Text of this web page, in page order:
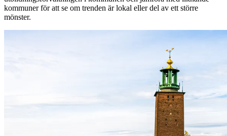
kommuner för att se om trenden är lokal eller del av ett större
mönster.